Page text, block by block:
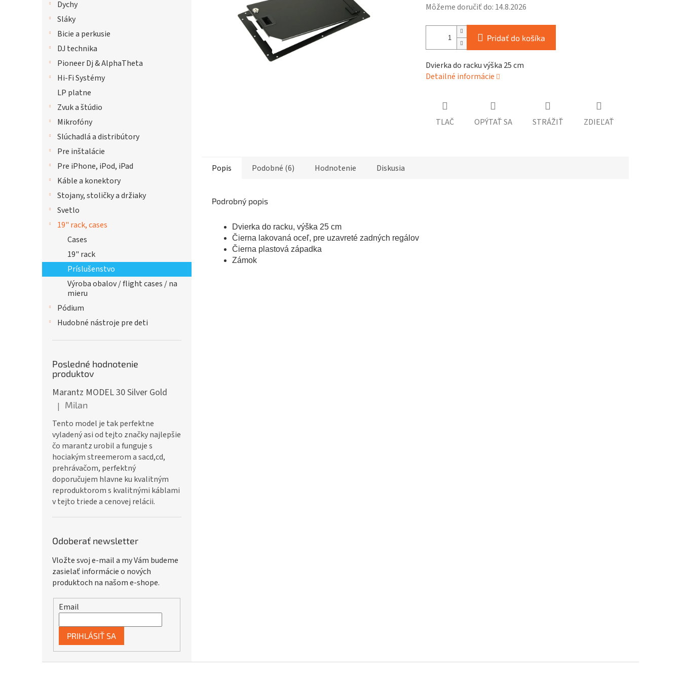
Dychy
Sláky
Bicie a perkusie
DJ technika
Pioneer Dj & AlphaTheta
Hi-Fi Systémy
LP platne
Zvuk a štúdio
Mikrofóny
Slúchadlá a distribútory
Pre inštalácie
Pre iPhone, iPod, iPad
Káble a konektory
Stojany, stoličky a držiaky
Svetlo
19" rack, cases
Cases
19" rack
Príslušenstvo
Výroba obalov / flight cases / na
mieru
Pódium
Hudobné nástroje pre deti
Posledné hodnotenie
produktov
Marantz MODEL 30 Silver Gold
Hodnotenie produktu je 5 z 5 hviezdičiek.
| Milan
Tento model je tak perfektne
vyladený asi od tejto značky najlepšie
čo marantz urobil a funguje s
hociakým streemerom a sacd,cd,
prehrávačom, perfektný
doporučujem hlavne ku kvalitným
reproduktorom s kvalitnými káblami
v tejto triede a cenovej relácii.
Odoberať newsletter
Vložte svoj e-mail a my Vám budeme
zasielať informácie o nových
produktoch na našom e-shope.
Email
PRIHLÁSIŤ SA
Môžeme doručiť do: 14.8.2026
Pridať do košíka
Dvierka do racku výška 25 cm
Detailné informácie
TLAČ OPÝTAŤ SA STRÁŽIŤ ZDIEĽAŤ
Popis Podobné (6) Hodnotenie Diskusia
Podrobný popis
Dvierka do racku, výška 25 cm
Čierna lakovaná oceľ, pre uzavreté zadných regálov
Čierna plastová západka
Zámok